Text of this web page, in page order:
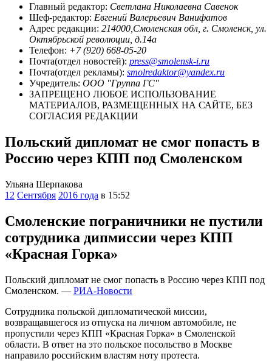
Главный редактор: Светлана Николаевна Савенок
Шеф-редактор: Евгений Валерьевич Ванифатов
Адрес редакции: 214000,Смоленская обл, г. Смоленск, ул.
Октябрьской революции, д.14а
Телефон: +7 (920) 668-05-20
Почта(отдел новостей): press@smolensk-i.ru
Почта(отдел рекламы): smolredaktor@yandex.ru
Учредитель: ООО "Группа ГС"
ЗАПРЕЩЕНО ЛЮБОЕ ИСПОЛЬЗОВАНИЕ
МАТЕРИАЛОВ, РАЗМЕЩЕННЫХ НА САЙТЕ, БЕЗ
СОГЛАСИЯ РЕДАКЦИИ
Польский дипломат не смог попасть в
Россию через КПП под Смоленском
Ульяна Шерпакова
12 Сентября 2016 года в 15:52
Смоленские пограничники не пустили
сотрудника дипмиссии через КПП
«Красная Горка»
Польский дипломат не смог попасть в Россию через КПП под
Смоленском. — РИА-Новости
Сотрудника польской дипломатической миссии,
возвращавшегося из отпуска на личном автомобиле, не
пропустили через КПП «Красная Горка» в Смоленской
области. В ответ на это польское посольство в Москве
направило российским властям ноту протеста.